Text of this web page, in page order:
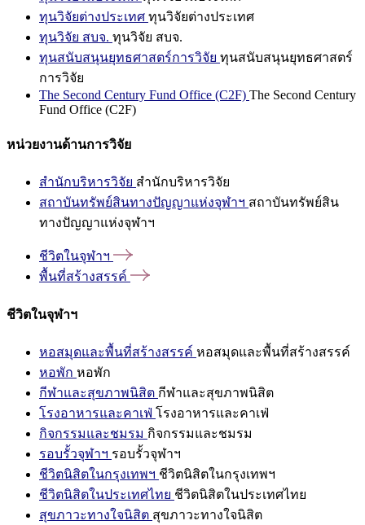
ทุนวิจัยต่างประเทศ ทุนวิจัยต่างประเทศ
ทุนวิจัย สบจ. ทุนวิจัย สบจ.
ทุนสนับสนุนยุทธศาสตร์การวิจัย ทุนสนับสนุนยุทธศาสตร์
การวิจัย
The Second Century Fund Office (C2F) The Second Century
Fund Office (C2F)
หน่วยงานด้านการวิจัย
สำนักบริหารวิจัย สำนักบริหารวิจัย
สถาบันทรัพย์สินทางปัญญาแห่งจุฬาฯ สถาบันทรัพย์สิน
ทางปัญญาแห่งจุฬาฯ
ชีวิตในจุฬาฯ
พื้นที่สร้างสรรค์
ชีวิตในจุฬาฯ
หอสมุดและพื้นที่สร้างสรรค์ หอสมุดและพื้นที่สร้างสรรค์
หอพัก หอพัก
กีฬาและสุขภาพนิสิต กีฬาและสุขภาพนิสิต
โรงอาหารและคาเฟ่ โรงอาหารและคาเฟ่
กิจกรรมและชมรม กิจกรรมและชมรม
รอบรั้วจุฬาฯ รอบรั้วจุฬาฯ
ชีวิตนิสิตในกรุงเทพฯ ชีวิตนิสิตในกรุงเทพฯ
ชีวิตนิสิตในประเทศไทย ชีวิตนิสิตในประเทศไทย
สุขภาวะทางใจนิสิต สุขภาวะทางใจนิสิต